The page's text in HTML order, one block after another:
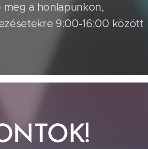
a honlapunkon,
9:00-16:00 között